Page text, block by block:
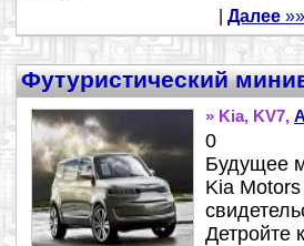
Далее
Футуристический
» Kia, KV7,
0
Будущее
Kia
Детройте